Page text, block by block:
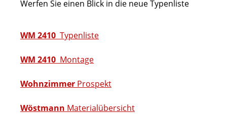
Werfen Sie einen Blick in die neue Typenliste
WM 2410 Typenliste
WM 2410 Montage
Wohnzimmer Prospekt
Wöstmann Materialübersicht